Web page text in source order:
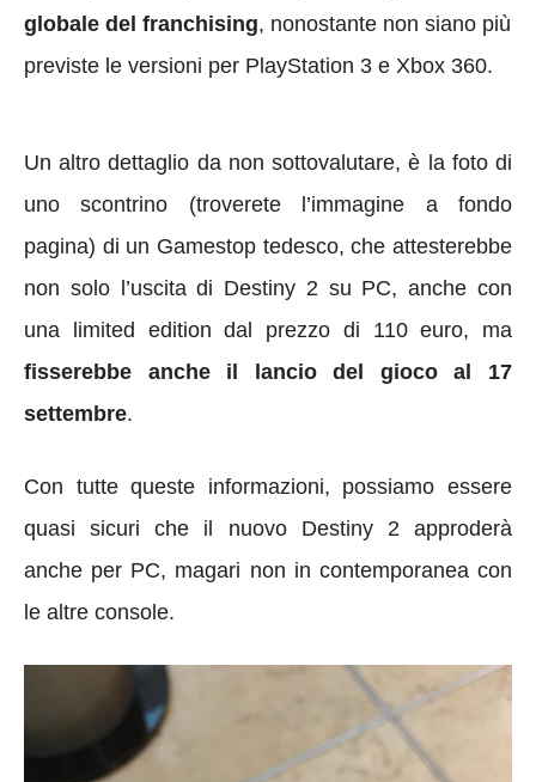
globale del franchising, nonostante non siano più
previste le versioni per PlayStation 3 e Xbox 360.
Un altro dettaglio da non sottovalutare, è la foto di
uno scontrino (troverete l’immagine a fondo
pagina) di un Gamestop tedesco, che attesterebbe
non solo l’uscita di Destiny 2 su PC, anche con
una limited edition dal prezzo di 110 euro, ma
fisserebbe anche il lancio del gioco al 17
settembre.
Con tutte queste informazioni, possiamo essere
quasi sicuri che il nuovo Destiny 2 approderà
anche per PC, magari non in contemporanea con
le altre console.